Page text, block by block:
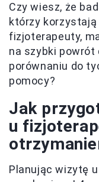
Czy wiesz, że
którzy
fizjoterapeuty,
na szybki powrót
porównaniu do
pomocy?
Jak
u
Planując wizytę